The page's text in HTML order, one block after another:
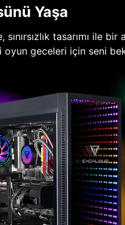
Yaşa
tasarımı ile bir
oyun geceleri için seni